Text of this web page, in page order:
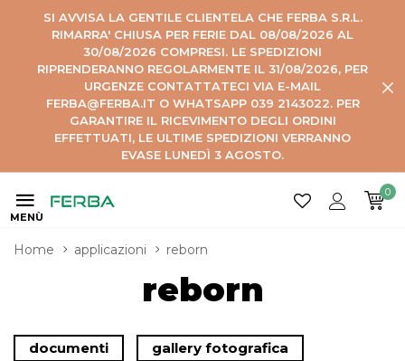
SI AVVISA LA GENTILE CLIENTELA CHE FERBA S.R.L.
RIMARRA' CHIUSA PER FERIE DAL 08/08/2026 AL
30/08/2026 COMPRESI. LE SPEDIZIONI
RIPRENDERANNO REGOLARMENTE IL 31/08/2026, PER
URGENZE CONTATTATECI VIA E-MAIL
FERBA@FERBA.IT O WHATSAPP 039 2143022. PER
GARANTIRE IL RICEVIMENTO DEGLI ORDINI
EFFETTUATI, LE ULTIME SPEDIZIONI VERRANNO
EVASE LUNEDÌ 3 AGOSTO.
MENÙ
0
Home applicazioni reborn
reborn
documenti gallery fotografica